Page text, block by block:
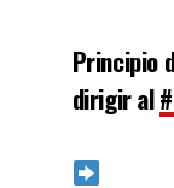
Principio
dirigir al